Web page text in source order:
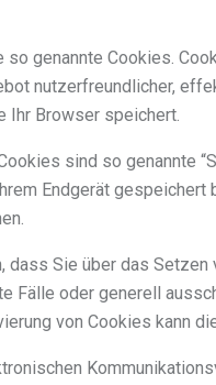
genannte Cookies.
nutzerfreundlicher,
Ihr Browser speichert.
sind so genannte
Endgerät
Sie über das
Fälle oder generell
von Cookies kann